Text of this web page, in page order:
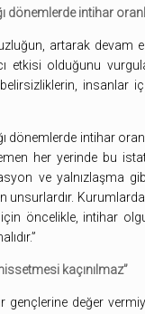
dönemlerde intihar
artarak devam
etkisi olduğunu
insanlar
dönemlerde intihar
her yerinde bu
ve yalnızlaşma
unsurlardır.
öncelikle, intihar
kaçınılmaz”
gençlerine değer